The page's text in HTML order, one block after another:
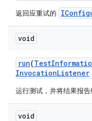
返回应重试的
void
run(Test
InvocationListener
运行测试，并将结果报告
void